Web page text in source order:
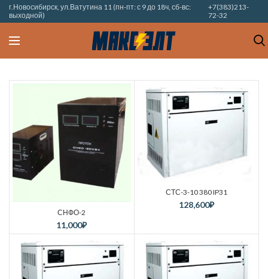
г.Новосибирск, ул.Ватутина 11 (пн-пт: с 9 до 18ч, сб-вс:
выходной)
+7(383)213-
72-32
СНФО-2
11,000₽
СТС-3-10 380 IP31
128,600₽